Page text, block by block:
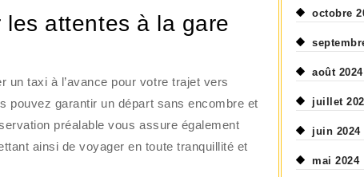
les attentes à la gare
taxi à l’avance pour votre trajet vers
pouvez garantir un départ sans encombre et
préalable vous assure également
ainsi de voyager en toute tranquillité et
octobre
août 2024
juillet
juin 2024
mai 2024